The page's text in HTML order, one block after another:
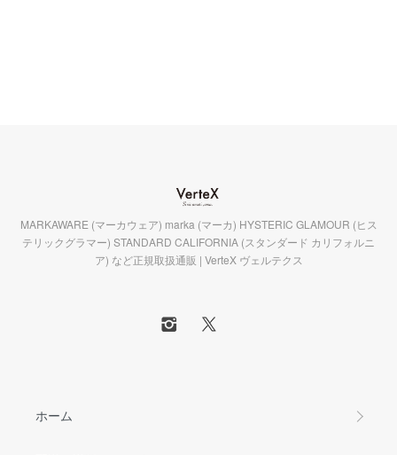
MARKAWARE (マーカウェア) marka (マーカ) HYSTERIC GLAMOUR (ヒス
テリックグラマー) STANDARD CALIFORNIA (スタンダード カリフォルニ
ア) など正規取扱通販 | VerteX ヴェルテクス
ホーム